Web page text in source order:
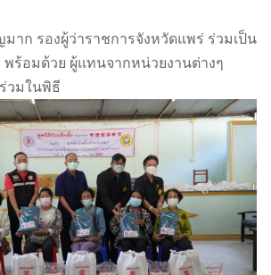
าก รองผู้ว่าราชการจังหวัดแพร่ ร่วมเป็น
ร้อมด้วย ผู้แทนจากหน่วยงานต่างๆ
วมในพิธี